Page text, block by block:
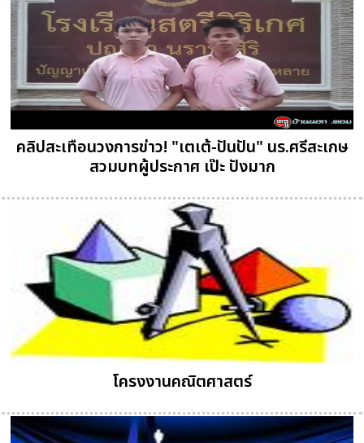
คลิปสะเทือนวงการข่าว! "เตเต้-ปันปัน" นร.ศรีสะเกษ
สวมบทผู้ประกาศ เป๊ะ ปังมาก
โครงงานคณิตศาสตร์